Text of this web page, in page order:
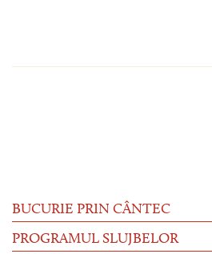
BUCURIE PRIN CÂNTEC
PROGRAMUL SLUJBELOR